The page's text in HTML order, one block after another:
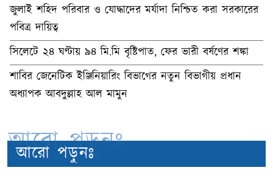
জুলাই শহিদ পরিবার ও যোদ্ধাদের মর্যাদা নিশ্চিত করা সরকারের
পবিত্র দায়িত্ব
সিলেটে ২৪ ঘণ্টায় ৯৪ মি.মি বৃষ্টিপাত, ফের ভারী বর্ষণের শঙ্কা
শাবির জেনেটিক ইঞ্জিনিয়ারিং বিভাগের নতুন বিভাগীয় প্রধান
অধ্যাপক আবদুল্লাহ আল মামুন
আরো পড়ুনঃ
আরো পড়ুনঃ